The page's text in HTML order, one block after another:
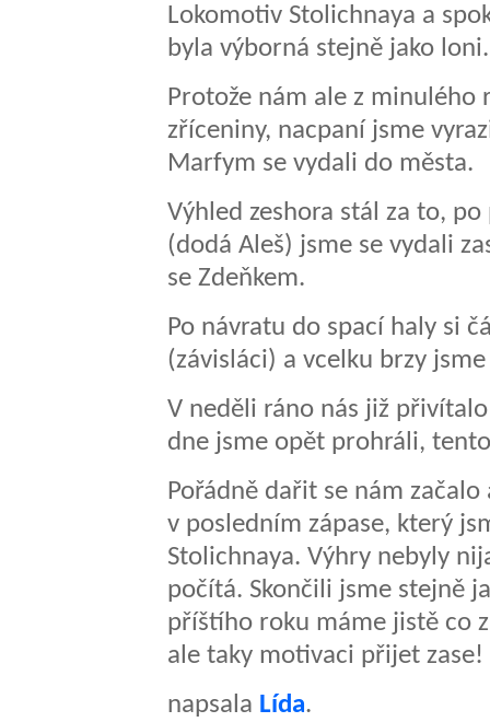
Lokomotiv Stolichnaya a
byla výborná stejně jako loni.
Protože nám ale z
zříceniny, nacpaní jsme
Marfym se vydali do města.
Výhled zeshora stál za to,
(dodá Aleš) jsme se vydali
se Zdeňkem.
Po návratu do spací haly si
(závisláci) a vcelku brzy
V neděli ráno nás již
dne jsme opět prohráli,
Pořádně dařit se nám
v posledním zápase, který
Stolichnaya. Výhry nebyly
počítá. Skončili jsme stejně
příštího roku máme jistě co
ale taky motivaci přijet zase!
napsala Lída.